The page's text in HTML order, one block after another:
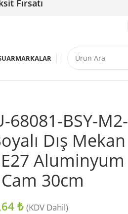
Fırsatı
MARKALAR
68081-BSY-M2-
Dış Mekan
Aluminyum
30cm
₺ (KDV Dahil)